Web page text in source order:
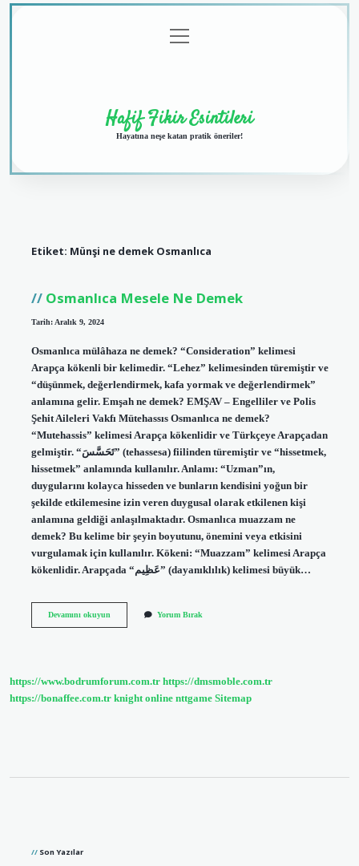
menüyü
aç
Hafif Fikir Esintileri
Hayatına neşe katan pratik öneriler!
Etiket: Münşi ne demek Osmanlıca
Osmanlıca Mesele Ne Demek
Tarih: Aralık 9, 2024
Osmanlıca mülâhaza ne demek? “Consideration” kelimesi
Arapça kökenli bir kelimedir. “Lehez” kelimesinden türemiştir ve
“düşünmek, değerlendirmek, kafa yormak ve değerlendirmek”
anlamına gelir. Emşah ne demek? EMŞAV – Engelliler ve Polis
Şehit Aileleri Vakfı Mütehassıs Osmanlıca ne demek?
“Mutehassis” kelimesi Arapça kökenlidir ve Türkçeye Arapçadan
gelmiştir. “تَحَسَّسَ” (tehassesa) fiilinden türemiştir ve “hissetmek,
hissetmek” anlamında kullanılır. Anlamı: “Uzman”ın,
duygularını kolayca hisseden ve bunların kendisini yoğun bir
şekilde etkilemesine izin veren duygusal olarak etkilenen kişi
anlamına geldiği anlaşılmaktadır. Osmanlıca muazzam ne
demek? Bu kelime bir şeyin boyutunu, önemini veya etkisini
vurgulamak için kullanılır. Kökeni: “Muazzam” kelimesi Arapça
kökenlidir. Arapçada “عَظِيم” (dayanıklılık) kelimesi büyük…
Devamını okuyunOsmanlıca
Yorum Bırak
https://www.bodrumforum.com.tr https://dmsmoble.com.tr
https://bonaffee.com.tr knight online nttgame Sitemap
Son Yazılar